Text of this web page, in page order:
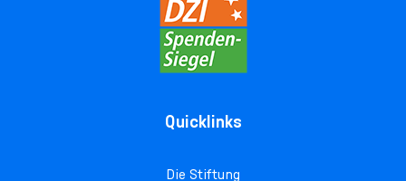
Quicklinks
Die Stiftung